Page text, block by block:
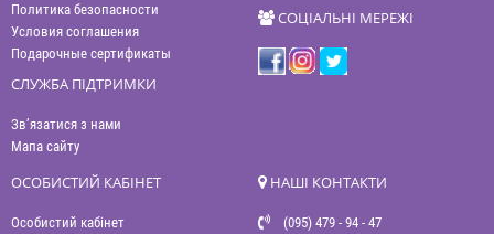
Политика безопасности
Условия соглашения
Подарочные сертификаты
СЛУЖБА ПІДТРИМКИ
Зв’язатися з нами
Мапа сайту
СОЦІАЛЬНІ МЕРЕЖІ
ОСОБИСТИЙ КАБІНЕТ
Особистий кабінет
НАШІ КОНТАКТИ
(095) 479 - 94 - 47